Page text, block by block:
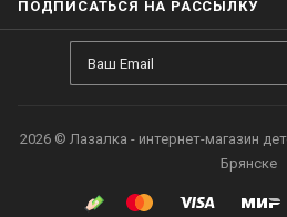
ПОДПИСАТЬСЯ НА РАССЫЛКУ
2026 © Лазалка - интернет-магазин
Брянске